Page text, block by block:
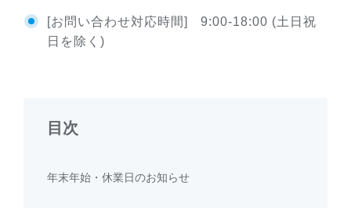
[お問い合わせ対応時間] 9:00-18:00 (土日祝
日を除く)
目次
年末年始・休業日のお知らせ